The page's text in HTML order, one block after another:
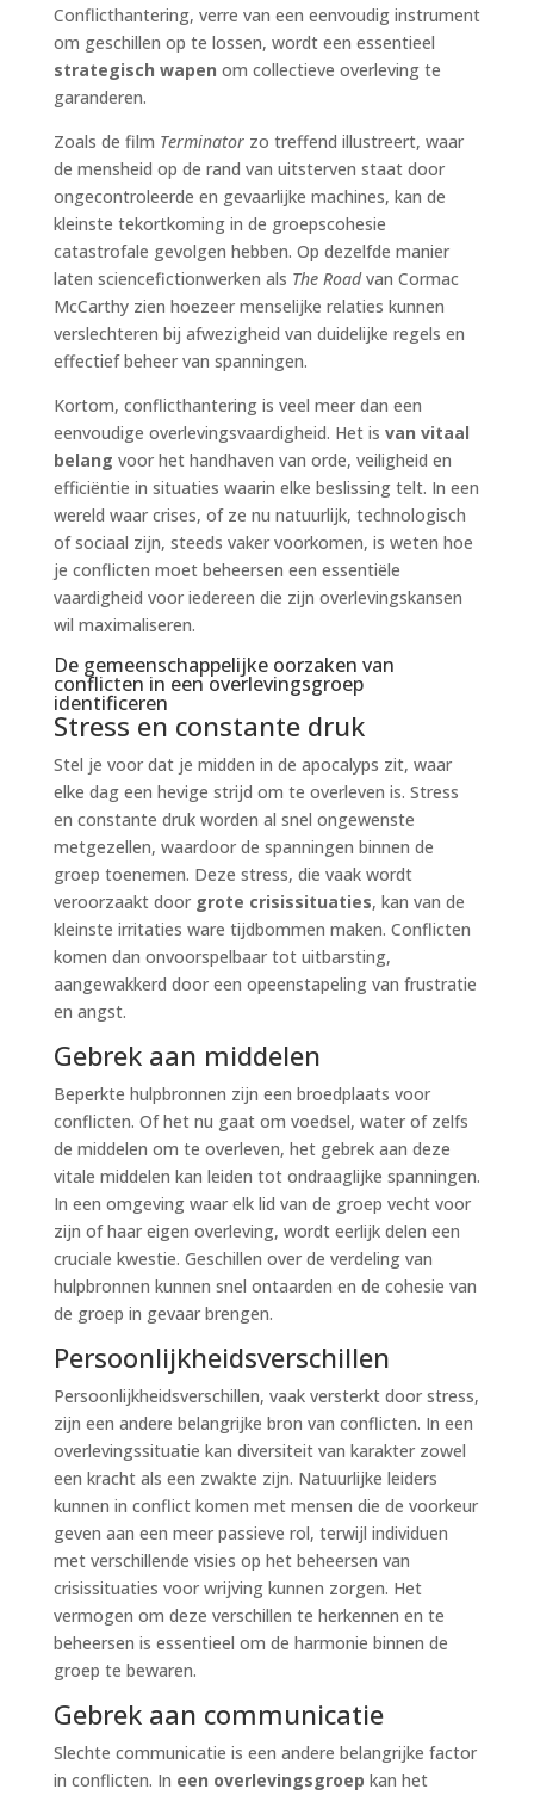
Conflicthantering, verre van een eenvoudig instrument
om geschillen op te lossen, wordt een essentieel
strategisch wapen om collectieve overleving te
garanderen.
Zoals de film Terminatorzo treffend illustreert, waar
de mensheid op de rand van uitsterven staat door
ongecontroleerde en gevaarlijke machines, kan de
kleinste tekortkoming in de groepscohesie
catastrofale gevolgen hebben. Op dezelfde manier
laten sciencefictionwerken als The Roadvan Cormac
McCarthy zien hoezeer menselijke relaties kunnen
verslechteren bij afwezigheid van duidelijke regels en
effectief beheer van spanningen.
Kortom, conflicthantering is veel meer dan een
eenvoudige overlevingsvaardigheid. Het is van vitaal
belang voor het handhaven van orde, veiligheid en
efficiëntie in situaties waarin elke beslissing telt. In een
wereld waar crises, of ze nu natuurlijk, technologisch
of sociaal zijn, steeds vaker voorkomen, is weten hoe
je conflicten moet beheersen een essentiële
vaardigheid voor iedereen die zijn overlevingskansen
wil maximaliseren.
De gemeenschappelijke oorzaken van
conflicten in een overlevingsgroep
identificeren
Stress en constante druk
Stel je voor dat je midden in de apocalyps zit, waar
elke dag een hevige strijd om te overleven is. Stress
en constante druk worden al snel ongewenste
metgezellen, waardoor de spanningen binnen de
groep toenemen. Deze stress, die vaak wordt
veroorzaakt door grote crisissituaties, kan van de
kleinste irritaties ware tijdbommen maken. Conflicten
komen dan onvoorspelbaar tot uitbarsting,
aangewakkerd door een opeenstapeling van frustratie
en angst.
Gebrek aan middelen
Beperkte hulpbronnen zijn een broedplaats voor
conflicten. Of het nu gaat om voedsel, water of zelfs
de middelen om te overleven, het gebrek aan deze
vitale middelen kan leiden tot ondraaglijke spanningen.
In een omgeving waar elk lid van de groep vecht voor
zijn of haar eigen overleving, wordt eerlijk delen een
cruciale kwestie. Geschillen over de verdeling van
hulpbronnen kunnen snel ontaarden en de cohesie van
de groep in gevaar brengen.
Persoonlijkheidsverschillen
Persoonlijkheidsverschillen, vaak versterkt door stress,
zijn een andere belangrijke bron van conflicten. In een
overlevingssituatie kan diversiteit van karakter zowel
een kracht als een zwakte zijn. Natuurlijke leiders
kunnen in conflict komen met mensen die de voorkeur
geven aan een meer passieve rol, terwijl individuen
met verschillende visies op het beheersen van
crisissituaties voor wrijving kunnen zorgen. Het
vermogen om deze verschillen te herkennen en te
beheersen is essentieel om de harmonie binnen de
groep te bewaren.
Gebrek aan communicatie
Slechte communicatie is een andere belangrijke factor
in conflicten. In een overlevingsgroep kan het